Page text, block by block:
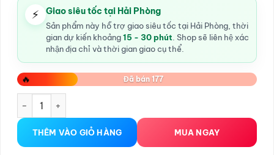
⚡ Giao siêu tốc tại Hải Phòng
Sản phẩm này hỗ trợ giao siêu tốc tại Hải Phòng, thời
gian dự kiến khoảng15 - 30 phút . Shop sẽ liên hệ xác
nhận địa chỉ và thời gian giao cụ thể.
🔥 Đã bán 177
Dầu massage Yoni, Nuru toàn thân siêu trơn số lượng
THÊM VÀO GIỎ HÀNG MUA NGAY